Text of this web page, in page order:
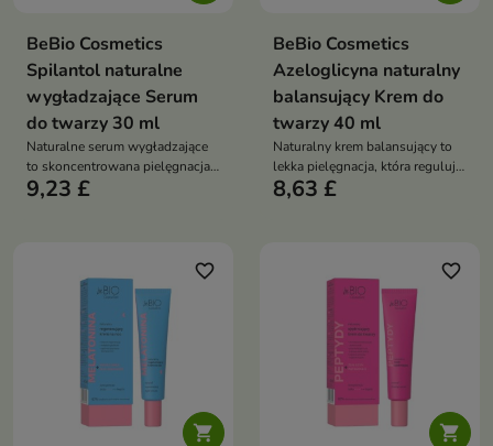
BeBio Cosmetics
Spilantol naturalne
wygładzające Serum
do twarzy 30 ml
Naturalne serum wygładzające
to skoncentrowana pielęgnacja
anti-aging, która poprawia
9,23 £
BeBio Cosmetics
Azeloglicyna naturalny
balansujący Krem do
twarzy 40 ml
Naturalny krem balansujący to
lekka pielęgnacja, która reguluje
sebum, ogranicza błyszczenie i
8,63 £

favorite_border

favorite_border